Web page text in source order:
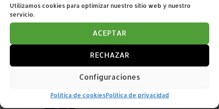
Utilizamos cookies para optimizar nuestro sitio web y nuestro
servicio.
ACEPTAR
RECHAZAR
Configuraciones
Política de cookiesPolítica de privacidad
en el año 2024 con esta organización financiando
genéticas de la raza Parda de Montaña